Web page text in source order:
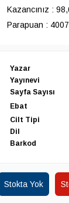
Kazancınız :
Parapuan : 4007
Yazar
Yayınevi
Sayfa Sayısı
Ebat
Cilt Tipi
Dil
Barkod
Stokta Yok